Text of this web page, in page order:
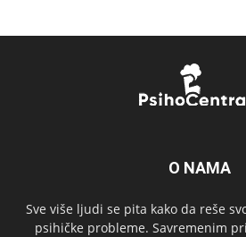
O NAMA
Sve više ljudi se pita kako da reše
psihičke probleme. Savremenim